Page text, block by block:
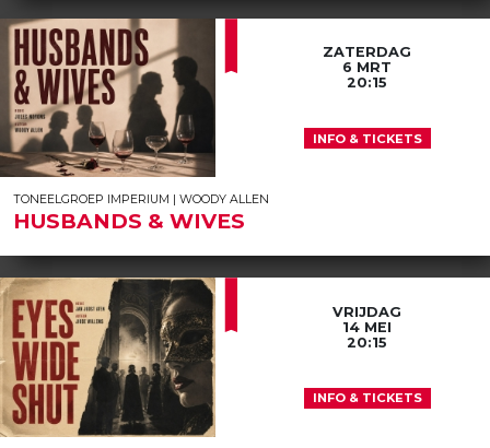
TONEELGROEP IMPERIUM | WOODY ALLEN
HUSBANDS & WIVES
ZATERDAG
6 MRT
20:15
INFO & TICKETS
VRIJDAG
14 MEI
20:15
INFO & TICKETS